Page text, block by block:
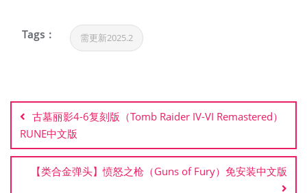
Tags : 需更新2025.2
章
导
航
古墓丽影4-6复刻版（Tomb Raider IV-VI Remastered）
RUNE中文版
【类合金弹头】愤怒之枪（Guns of Fury）免安装中文版